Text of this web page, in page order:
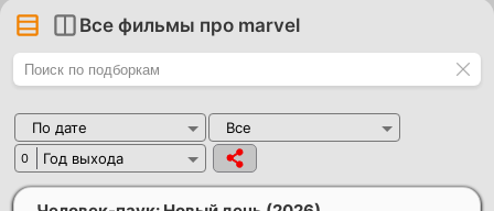
Все фильмы про marvel
По дате Все
0 Год выхода